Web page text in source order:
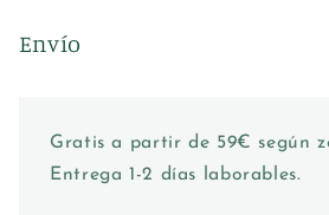
Envío
Gratis a partir de 59€ según
Entrega 1-2 días laborables.